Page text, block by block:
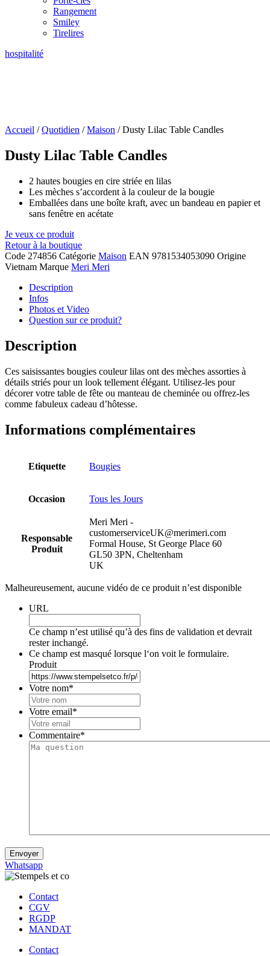
Rangement
Smiley
Tirelires
hospitalité
Accueil /Quotidien /Maison / Dusty Lilac Table Candles
Dusty Lilac Table Candles
2 hautes bougies en cire striée en lilas
Les mèches s’accordent à la couleur de la bougie
Emballées dans une boîte kraft, avec un bandeau en papier et
sans fenêtre en acétate
Je veux ce produit
Retour à la boutique
Code 274856 Catégorie Maison EAN 9781534053090 Origine
Vietnam Marque Meri Meri
Description
Infos
Photos et Video
Question sur ce produit?
Description
Ces saisissantes bougies couleur lilas ont des mèches assorties à
détails striés pour un look tellement élégant. Utilisez-les pour
décorer votre table de fête ou manteau de cheminée ou offrez-les
comme fabuleux cadeau d’hôtesse.
Informations complémentaires
Etiquette Bougies
Occasion Tous les Jours
Responsable
Produit
Meri Meri -
customerserviceUK@merimeri.com
Formal House, St George Place 60
GL50 3PN, Cheltenham
UK
Malheureusement, aucune vidéo de ce produit n’est disponible
URL
Ce champ n’est utilisé qu’à des fins de validation et devrait
rester inchangé.
Ce champ est masqué lorsque l‘on voit le formulaire.
Produit
Votre nom*
Votre email*
Commentaire*
Envoyer
Whatsapp
Contact
CGV
RGDP
MANDAT
Contact